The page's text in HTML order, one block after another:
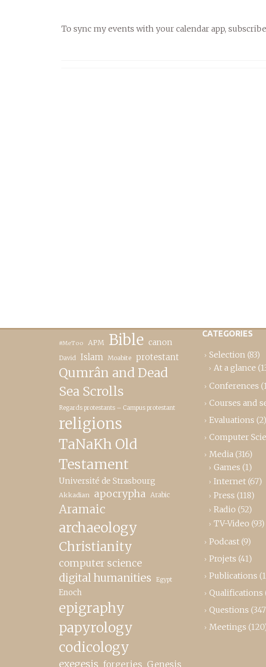
To sync my events with your calendar app,
#MeToo APM Bible canon
David Islam Moabite protestant
Qumrân and Dead
Sea Scrolls
Regards protestants – Campus protestant
religions
TaNaKh Old
Testament
Université de Strasbourg
Akkadian apocrypha Arabic
Aramaic
archaeology
Christianity
computer science
digital humanities Egypt
Enoch
epigraphy
papyrology
codicology
exegesis forgeries Genesis
CATEGORIES
Selection (83)
At a glance
Conferences
Courses and
Evaluations (2)
Computer
Media (316)
Games (1)
Internet (67)
Press (118)
Radio (52)
TV-Video (93)
Podcast (9)
Projets (41)
Publications
Qualifications
Questions
Meetings